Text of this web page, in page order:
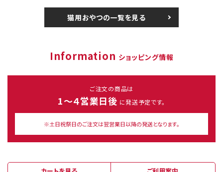
猫用おやつの一覧を見る
Information ショッピング情報
ご注文の商品は
1～４営業日後 に発送予定です。
※土日祝祭日のご注文は翌営業日以降の発送となります。